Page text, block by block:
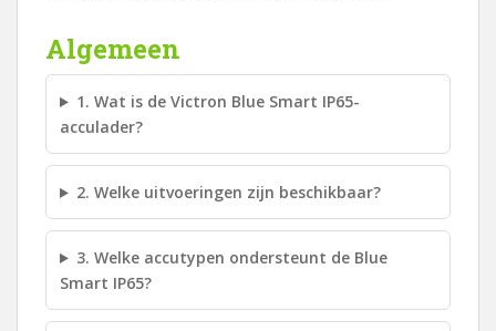
Algemeen
1. Wat is de Victron Blue Smart IP65-
acculader?
2. Welke uitvoeringen zijn beschikbaar?
3. Welke accutypen ondersteunt de Blue
Smart IP65?